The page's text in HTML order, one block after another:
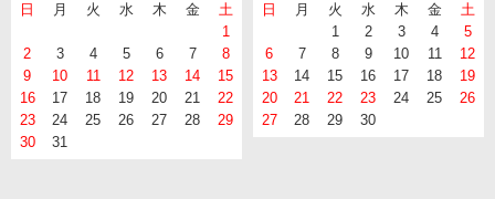
日
月 火 水 木 金
土
1
2
3 4 5 6 7
8
9
10 11 12 13 14
15
16
17 18 19 20 21
22
23
24 25 26 27 28
29
30
31
日
月 火 水 木 金
土
1
2 3 4
5
6
7 8 9 10 11
12
13
14 15 16 17 18
19
20
21 22 23 24 25
26
27
28 29 30